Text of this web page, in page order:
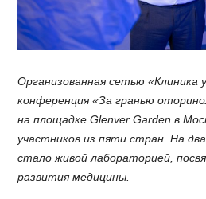
Организованная сетью «Клиника
конференция «За гранью
на площадке Glenver Garden в
участников из пяти стран. На
стало живой лабораторией,
развития медицины.